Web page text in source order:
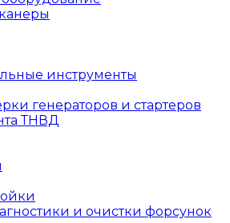
инструменты
генераторов и стартеров
ТНВД
и очистки форсунок